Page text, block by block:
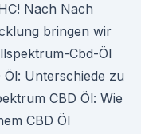
Nach Nach
bringen wir
Cbd-Öl
Unterschiede zu
CBD Öl: Wie
CBD Öl